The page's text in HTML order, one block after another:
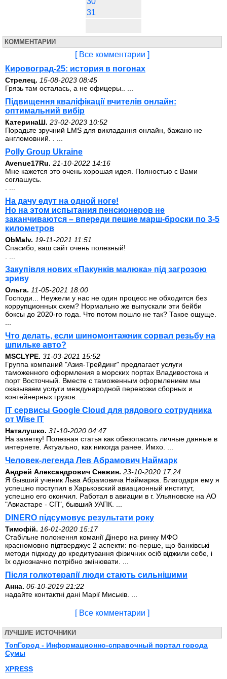
31
КОММЕНТАРИИ
[ Все комментарии ]
Кировоград-25: история в погонах
Стрелец. 15-08-2023 08:45
Грязь там осталась, а не офицеры.. ...
Підвищення кваліфікації вчителів онлайн:
оптимальний вибір
КатеринаШ. 23-02-2023 10:52
Порадьте зручний LMS для викладання онлайн, бажано не
англомовний. . ...
Polly Group Ukraine
Avenue17Ru. 21-10-2022 14:16
Мне кажется это очень хорошая идея. Полностью с Вами
соглашусь.
На дачу едут на одной ноге!
Но на этом испытания пенсионеров не
заканчиваются – впереди пешие марш-броски по 3-5
километров
ОbMalv. 19-11-2021 11:51
Спасибо, ваш сайт очень полезный!
Закупівля нових «Пакунків малюка» під загрозою
зриву
Ольга. 11-05-2021 18:00
Господи... Неужели у нас не один процесс не обходится без
коррупционных схем? Нормально же выпускали эти бейби
боксы до 2020-го года. Что потом пошло не так? Такое ощуще.
Что делать, если шиномонтажник сорвал резьбу на
шпильке авто?
MSCLYPE. 31-03-2021 15:52
Группа компаний "Азия-Трейдинг" предлагает услуги
таможенного оформления в морских портах Владивостока и
порт Восточный. Вместе с таможенным оформлением мы
оказываем услуги международной перевозки сборных и
контейнерных грузов. ...
IT сервисы Google Cloud для рядового сотрудника
от Wise IT
Наталушко. 31-10-2020 04:47
На заметку! Полезная статья как обезопасить личные данные в
интернете. Актуально, как никогда ранее. Имхо. ...
Человек-легенда Лев Абрамович Наймарк
Андрей Александрович Снежин. 23-10-2020 17:24
Я бывший ученик Льва Абрамовича Наймарка. Благодаря ему я
успешно поступил в Харьковский авиационный институт,
успешно его окончил. Работал в авиации в г. Ульяновске на АО
"Авиастаре - СП", бывший УАПК. ...
DINERO підсумовує результати року
Тимофій. 16-01-2020 15:17
Стабільне положення команії Дінеро на ринку МФО
красномовно підтверджує 2 аспекти: по-перше, що банківські
методи підходу до кредитування фізичних осіб віджили себе, і
їх однозначно потрібно змінювати. ...
Після голкотерапії люди стають сильнішими
Анна. 06-10-2019 21:22
надайте контактні дані Марії Миськів. ...
[ Все комментарии ]
ЛУЧШИЕ ИСТОЧНИКИ
ТопГород - Информационно-справочный портал города
Сумы
XPRESS